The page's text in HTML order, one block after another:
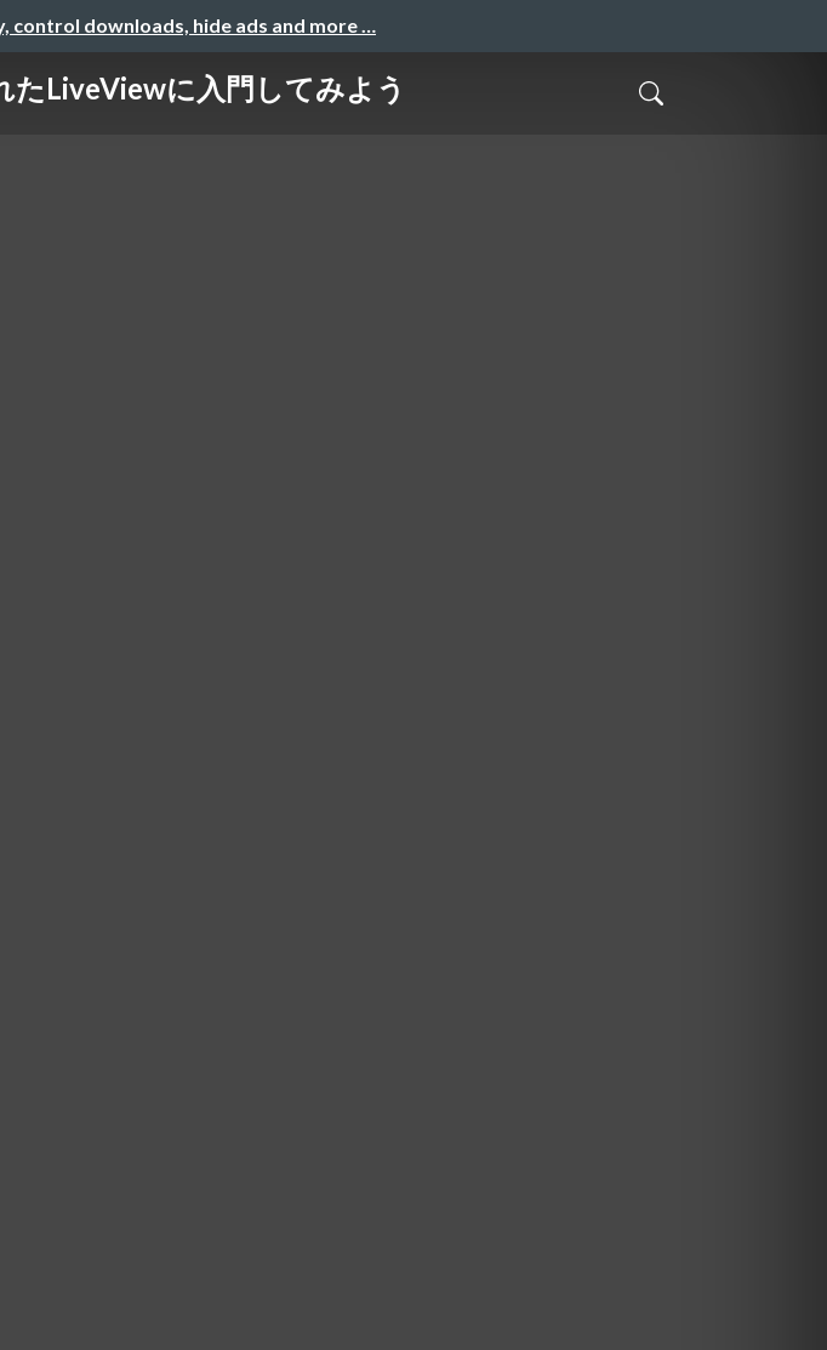
control downloads, hide ads and more …
たLiveViewに入門してみよう